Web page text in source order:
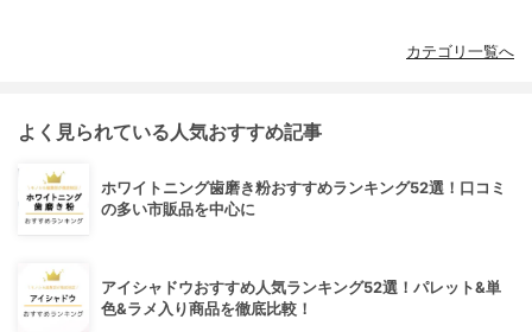
カテゴリ一覧へ
よく見られている人気おすすめ記事
ホワイトニング歯磨き粉おすすめランキング52選！口コミ
の多い市販品を中心に
アイシャドウおすすめ人気ランキング52選！パレット&単
色&ラメ入り商品を徹底比較！